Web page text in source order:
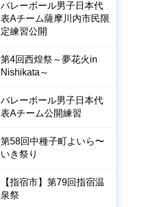
バレーボール男子日本代
表Aチーム薩摩川内市民限
定練習公開
第4回西煌祭～夢花火in
Nishikata～
バレーボール男子日本代
表Aチーム公開練習
第58回中種子町よいら〜
いき祭り
【指宿市】第79回指宿温
泉祭